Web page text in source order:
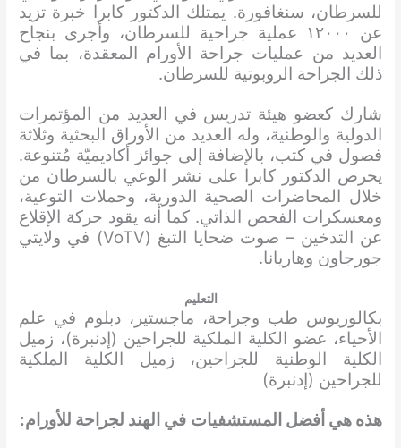
للسرطان، سنغافورة. يمتلك الدكتور كابرا خبرة تزيد
عن ١٢٠٠٠ عملية جراحية للسرطان، وأجرى بنجاح
العديد من عمليات جراحة الأورام المعقدة، بما في
ذلك الجراحة الروبوتية للسرطان.
شارك كعضو هيئة تدريس في العديد من المؤتمرات
الدولية والوطنية، وله العديد من الأوراق البحثية وثلاثة
فصول في كتب، بالإضافة إلى جوائز أكاديميّة مُتنوعة.
يحرص الدكتور كابرا على نشر الوعي بالسرطان من
خلال المحاضرات الصحية الدورية، وحملات التوعية،
ومعسكرات الفحص الذاتي. كما أنه يقود حركة الإقلاع
عن التدخين – صوت ضحايا التبغ (VoTV) في ولايتي
جورجاون وهاريانا.
التعليم
بكالوريوس طب وجراحة، ماجستير، دبلوم في علم
الأحياء، عضو الكلية الملكية للجراحين (إدنبرة)، زميل
الكلية الوطنية للجراحين، زميل الكلية الملكية
للجراحين (إدنبرة)
هذه هي أفضل المستشفيات في الهند لجراحة للأورام: